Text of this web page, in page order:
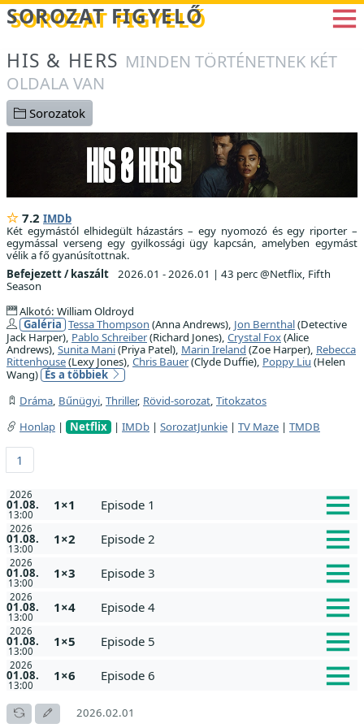
Betöltés...
SOROZAT FIGYELŐ
HIS & HERS MINDEN TÖRTÉNETNEK KÉT
OLDALA VAN
Sorozatok
7.2 IMDb
Két egymástól elhidegült házastárs – egy nyomozó és egy riporter –
egymással verseng egy gyilkossági ügy kapcsán, amelyben egymást
vélik a fő gyanúsítottnak.
Befejezett / kaszált
2026.01 - 2026.01 | 43 perc @Netflix, Fifth
Season
Alkotó: William Oldroyd
Galéria Tessa Thompson (Anna Andrews), Jon Bernthal(Detective
Jack Harper), Pablo Schreiber(Richard Jones), Crystal Fox(Alice
Andrews), Sunita Mani(Priya Patel), Marin Ireland (Zoe Harper), Rebecca
Rittenhouse(Lexy Jones), Chris Bauer(Clyde Duffie), Poppy Liu (Helen
Wang) És a többiek
Dráma, Bűnügyi, Thriller, Rövid-sorozat, Titokzatos
Honlap | Netflix | IMDb | SorozatJunkie | TV Maze | TMDB
1
2026
01.08.
13:00
1×1 Episode 1
2026
01.08.
13:00
1×2 Episode 2
2026
01.08.
13:00
1×3 Episode 3
2026
01.08.
13:00
1×4 Episode 4
2026
01.08.
13:00
1×5 Episode 5
2026
01.08.
13:00
1×6 Episode 6
2026.02.01